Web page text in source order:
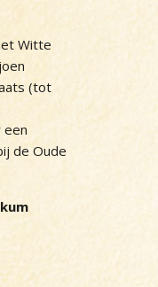
Witte
(tot
een
de Oude